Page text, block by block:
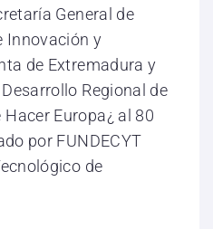
General de
Innovación y
de Extremadura y
Regional de
Hacer Europa¿ al 80
por FUNDECYT
de